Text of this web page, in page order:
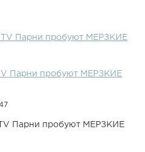
TV Парни пробуют МЕРЗКИЕ
Парни пробуют МЕРЗКИЕ
Парни пробуют МЕРЗКИЕ